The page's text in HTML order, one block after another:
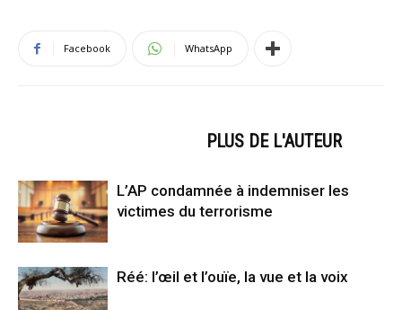
Facebook WhatsApp
PLUS DE L'AUTEUR
L’AP condamnée à indemniser les
victimes du terrorisme
Réé: l’œil et l’ouïe, la vue et la voix